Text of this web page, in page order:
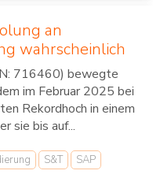
an
wahrscheinlich
716460) bewegte
im Februar 2025 bei
Rekordhoch in einem
sie bis auf...
S&T
SAP